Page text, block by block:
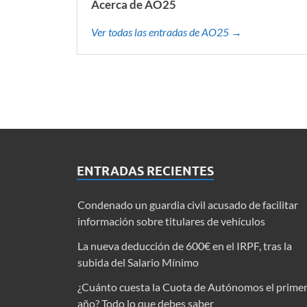
Acerca de AO25
Ver todas las entradas de AO25 →
ENTRADAS RECIENTES
Condenado un guardia civil acusado de facilitar
información sobre titulares de vehículos
La nueva deducción de 600€ en el IRPF, tras la
subida del Salario Mínimo
¿Cuánto cuesta la Cuota de Autónomos el primer
año? Todo lo que debes saber